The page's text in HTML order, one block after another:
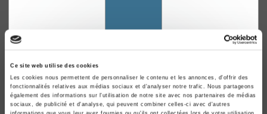
Ce site web utilise des cookies
Les cookies nous permettent de personnaliser le contenu et les annonces, d'offrir des
fonctionnalités relatives aux médias sociaux et d'analyser notre trafic. Nous partageons
également des informations sur l'utilisation de notre site avec nos partenaires de médias
sociaux, de publicité et d'analyse, qui peuvent combiner celles-ci avec d'autres
La démocratie multiculturelle
Nouvelle édition entièrement actualisée
Marco Martiniello